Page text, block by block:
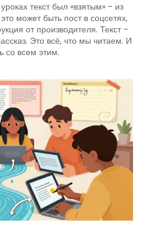
текст был «взятым» - из
может быть пост в соцсетях,
от производителя. Текст -
Это всё, что мы читаем. И
со всем этим.